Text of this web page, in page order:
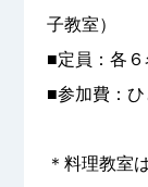
子教室）
■定員：各６
■参加費：
＊料理教室